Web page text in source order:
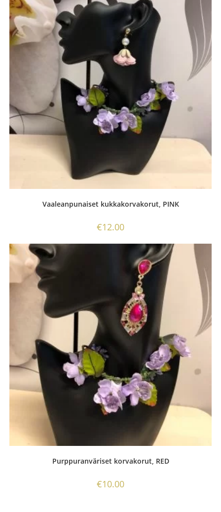
Vaaleanpunaiset kukkakorvakorut, PINK
€12.00
Purppuranväriset korvakorut, RED
€10.00